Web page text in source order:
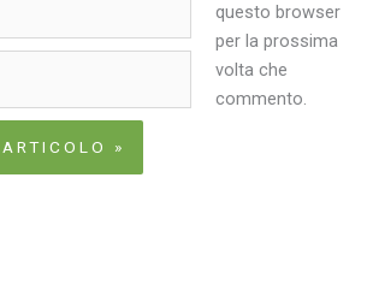
questo browser
per la prossima
volta che
commento.